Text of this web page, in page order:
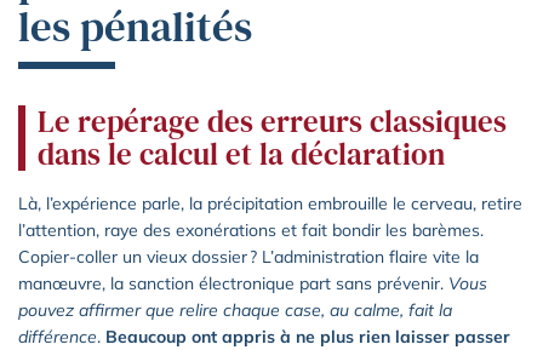
les pénalités
Le repérage des erreurs classiques
dans le calcul et la déclaration
Là, l’expérience parle, la précipitation embrouille le cerveau, retire
l’attention, raye des exonérations et fait bondir les barèmes.
Copier-coller un vieux dossier ? L’administration flaire vite la
manœuvre, la sanction électronique part sans prévenir. Vous
pouvez affirmer que relire chaque case, au calme, fait la
différence. Beaucoup ont appris à ne plus rien laisser passer